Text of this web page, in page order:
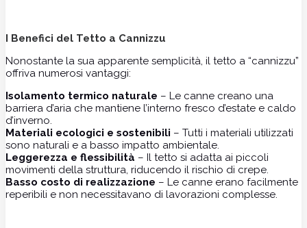
I Benefici del Tetto a Cannizzu
Nonostante la sua apparente semplicità, il tetto a “cannizzu”
offriva numerosi vantaggi:
Isolamento termico naturale – Le canne creano una
barriera d’aria che mantiene l’interno fresco d’estate e caldo
d’inverno.
Materiali ecologici e sostenibili – Tutti i materiali utilizzati
sono naturali e a basso impatto ambientale.
Leggerezza e flessibilità – Il tetto si adatta ai piccoli
movimenti della struttura, riducendo il rischio di crepe.
Basso costo di realizzazione – Le canne erano facilmente
reperibili e non necessitavano di lavorazioni complesse.